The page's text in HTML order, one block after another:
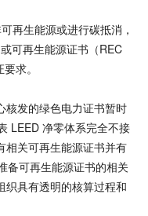
再生能源或进行碳抵消，
可再生能源证书（REC
求。
核发的绿色电力证书暂时
LEED 净零体系完全不接
相关可再生能源证书并有
备可再生能源证书的相关
织具有透明的核算过程和